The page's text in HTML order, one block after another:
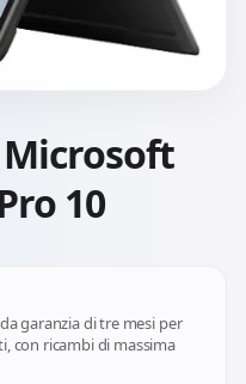
10
garanzia di tre mesi per
con ricambi di massima